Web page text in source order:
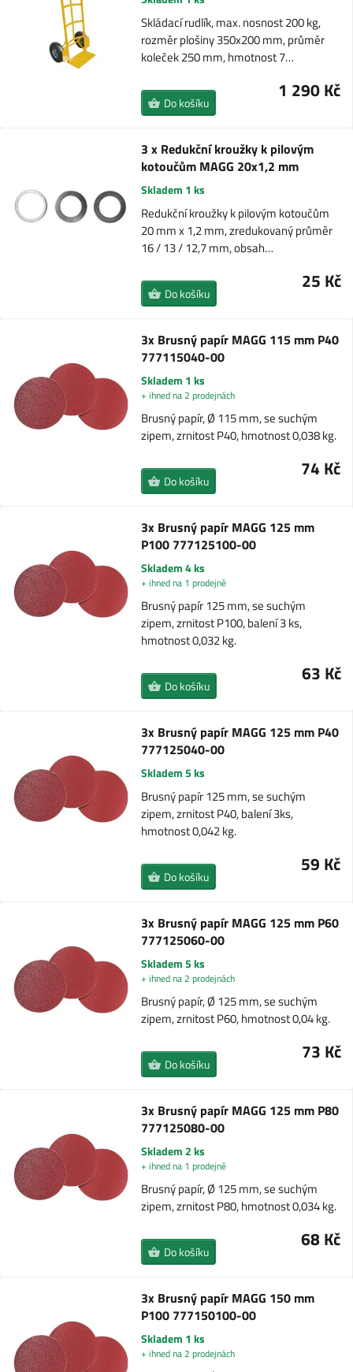
Skládací rudlík, max. nosnost 200 kg,
rozměr plošiny 350x200 mm, průměr
koleček 250 mm, hmotnost 7…
1 290 Kč
Do košíku
3 x Redukční kroužky k pilovým
kotoučům MAGG 20x1,2 mm
Skladem 1 ks
Redukční kroužky k pilovým kotoučům
20 mm x 1,2 mm, zredukovaný průměr
16 / 13 / 12,7 mm, obsah…
25 Kč
Do košíku
3x Brusný papír MAGG 115 mm P40
777115040-00
Skladem 1 ks
+ ihned na 2 prodejnách
Brusný papír, Ø 115 mm, se suchým
zipem, zrnitost P40, hmotnost 0,038 kg.
74 Kč
Do košíku
3x Brusný papír MAGG 125 mm
P100 777125100-00
Skladem 4 ks
+ ihned na 1 prodejně
Brusný papír 125 mm, se suchým
zipem, zrnitost P100, balení 3 ks,
hmotnost 0,032 kg.
63 Kč
Do košíku
3x Brusný papír MAGG 125 mm P40
777125040-00
Skladem 5 ks
Brusný papír 125 mm, se suchým
zipem, zrnitost P40, balení 3ks,
hmotnost 0,042 kg.
59 Kč
Do košíku
3x Brusný papír MAGG 125 mm P60
777125060-00
Skladem 5 ks
+ ihned na 2 prodejnách
Brusný papír, Ø 125 mm, se suchým
zipem, zrnitost P60, hmotnost 0,04 kg.
73 Kč
Do košíku
3x Brusný papír MAGG 125 mm P80
777125080-00
Skladem 2 ks
+ ihned na 1 prodejně
Brusný papír, Ø 125 mm, se suchým
zipem, zrnitost P80, hmotnost 0,034 kg.
68 Kč
Do košíku
3x Brusný papír MAGG 150 mm
P100 777150100-00
Skladem 1 ks
+ ihned na 2 prodejnách